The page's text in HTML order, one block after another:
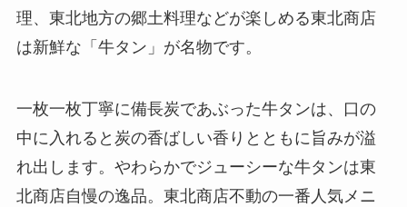
理、東北地方の郷土料理などが楽しめる東北商店
は新鮮な「牛タン」が名物です。
一枚一枚丁寧に備長炭であぶった牛タンは、口の
中に入れると炭の香ばしい香りとともに旨みが溢
れ出します。やわらかでジューシーな牛タンは東
北商店自慢の逸品。東北商店不動の一番人気メニ